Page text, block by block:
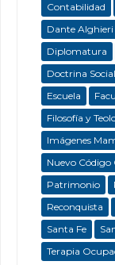
Contabilidad
Dante Alghieri
Diplomatura
Doctrina
Escuela
Filosofía y
Imágenes
Nuevo Código
Patrimonio
Reconquista
Santa Fe
Terapia